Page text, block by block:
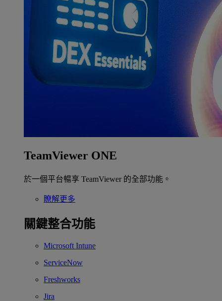
TeamViewer ONE
於一個平台暢享 TeamViewer 的全部功能。
瞭解更多
關鍵整合功能
Microsoft Intune
ServiceNow
Freshworks
Jira